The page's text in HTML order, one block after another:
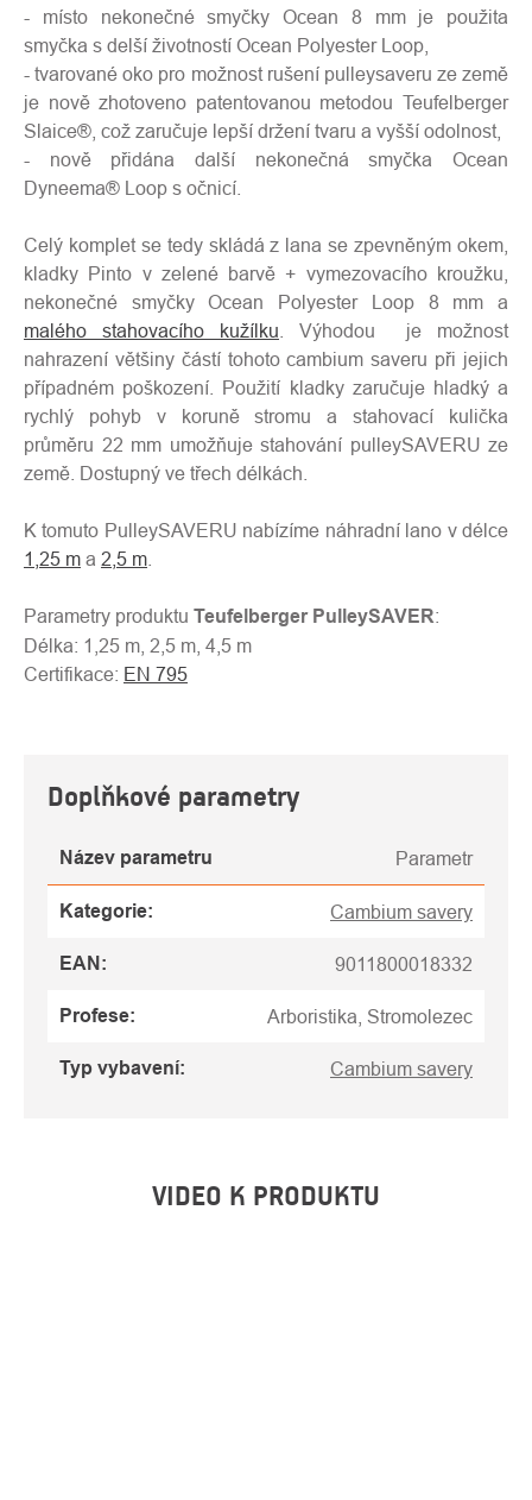
- místo nekonečné smyčky Ocean 8 mm je použita
smyčka s delší životností Ocean Polyester Loop,
- tvarované oko pro možnost rušení pulleysaveru ze země
je nově zhotoveno patentovanou metodou Teufelberger
Slaice®, což zaručuje lepší držení tvaru a vyšší odolnost,
- nově přidána další nekonečná smyčka Ocean
Dyneema® Loop s očnicí.
Celý komplet se tedy skládá z lana se zpevněným okem,
kladky Pinto v zelené barvě + vymezovacího kroužku,
nekonečné smyčky Ocean Polyester Loop 8 mm a
malého stahovacího kužílku . Výhodou je možnost
nahrazení většiny částí tohoto cambium saveru při jejich
případném poškození. Použití kladky zaručuje hladký a
rychlý pohyb v koruně stromu a stahovací kulička
průměru 22 mm umožňuje stahování pulleySAVERU ze
země. Dostupný ve třech délkách.
K tomuto PulleySAVERU nabízíme náhradní lano v délce
1,25 m a 2,5 m
Parametry produktu Teufelberger PulleySAVER:
Délka: 1,25 m, 2,5 m, 4,5 m
Certifikace: EN 795
Doplňkové parametry
Název parametru Parametr
Kategorie: Cambium savery
EAN : 9011800018332
Profese: Arboristika, Stromolezec
Typ vybavení: Cambium savery
VIDEO K PRODUKTU